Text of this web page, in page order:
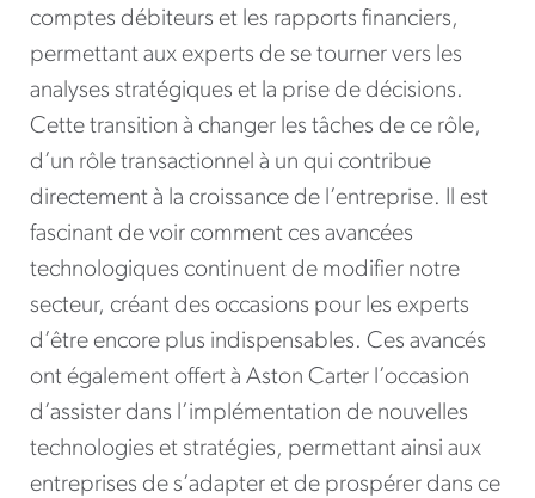
comptes débiteurs et les rapports financiers,
permettant aux experts de se tourner vers les
analyses stratégiques et la prise de décisions.
Cette transition à changer les tâches de ce rôle,
d’un rôle transactionnel à un qui contribue
directement à la croissance de l’entreprise. Il est
fascinant de voir comment ces avancées
technologiques continuent de modifier notre
secteur, créant des occasions pour les experts
d’être encore plus indispensables. Ces avancés
ont également offert à Aston Carter l’occasion
d’assister dans l’implémentation de nouvelles
technologies et stratégies, permettant ainsi aux
entreprises de s’adapter et de prospérer dans ce